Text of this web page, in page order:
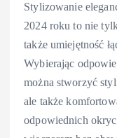
Stylizowanie
2024 roku to nie
także umiejętność
Wybierając
można stworzyć
ale także
odpowiednich